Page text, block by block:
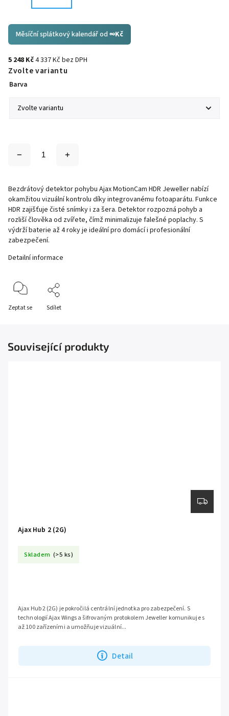
Měsíční splátkový kalendář od ∞Kč
5 248 Kč4 337 Kč bez DPH
Zvolte variantu
Barva
Bezdrátový detektor pohybu Ajax MotionCam HDR Jeweller nabízí
okamžitou vizuální kontrolu díky integrovanému fotoaparátu. Funkce
HDR zajišťuje čisté snímky i za šera. Detektor rozpozná pohyb a
rozliší člověka od zvířete, čímž minimalizuje falešné poplachy. S
výdrží baterie až 4 roky je ideální pro domácí i profesionální
zabezpečení.
Detailní informace
Zeptat se Sdílet
Související produkty
Ajax Hub 2 (2G)
Skladem (>5 ks)
Detail
Ajax Hub 2 (2G) je pokročilá centrální jednotka pro zabezpečení. S
technologií Ajax Wings a šifrovaným protokolem Jeweller komunikuje s
až 100 zařízeními a umožňuje vizuální...